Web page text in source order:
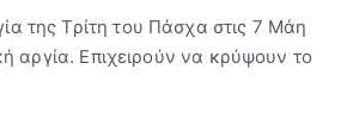
της Τρίτη του Πάσχα στις 7 Μάη
αργία. Επιχειρούν να κρύψουν το